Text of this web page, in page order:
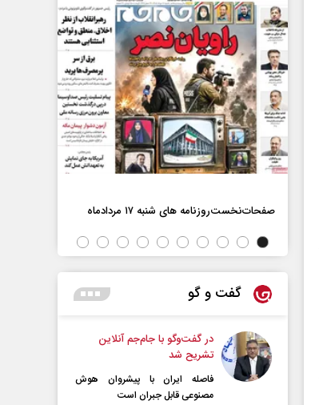
صفحات‌نخست‌روزنامه ها‌ی شنبه ۱۷ مردادماه
گفت و گو
در گفت‌و‌گو با جام‌جم آنلاین
تشریح شد
فاصله ایران با پیشرو‌ان هوش
مصنوعی قابل جبران است